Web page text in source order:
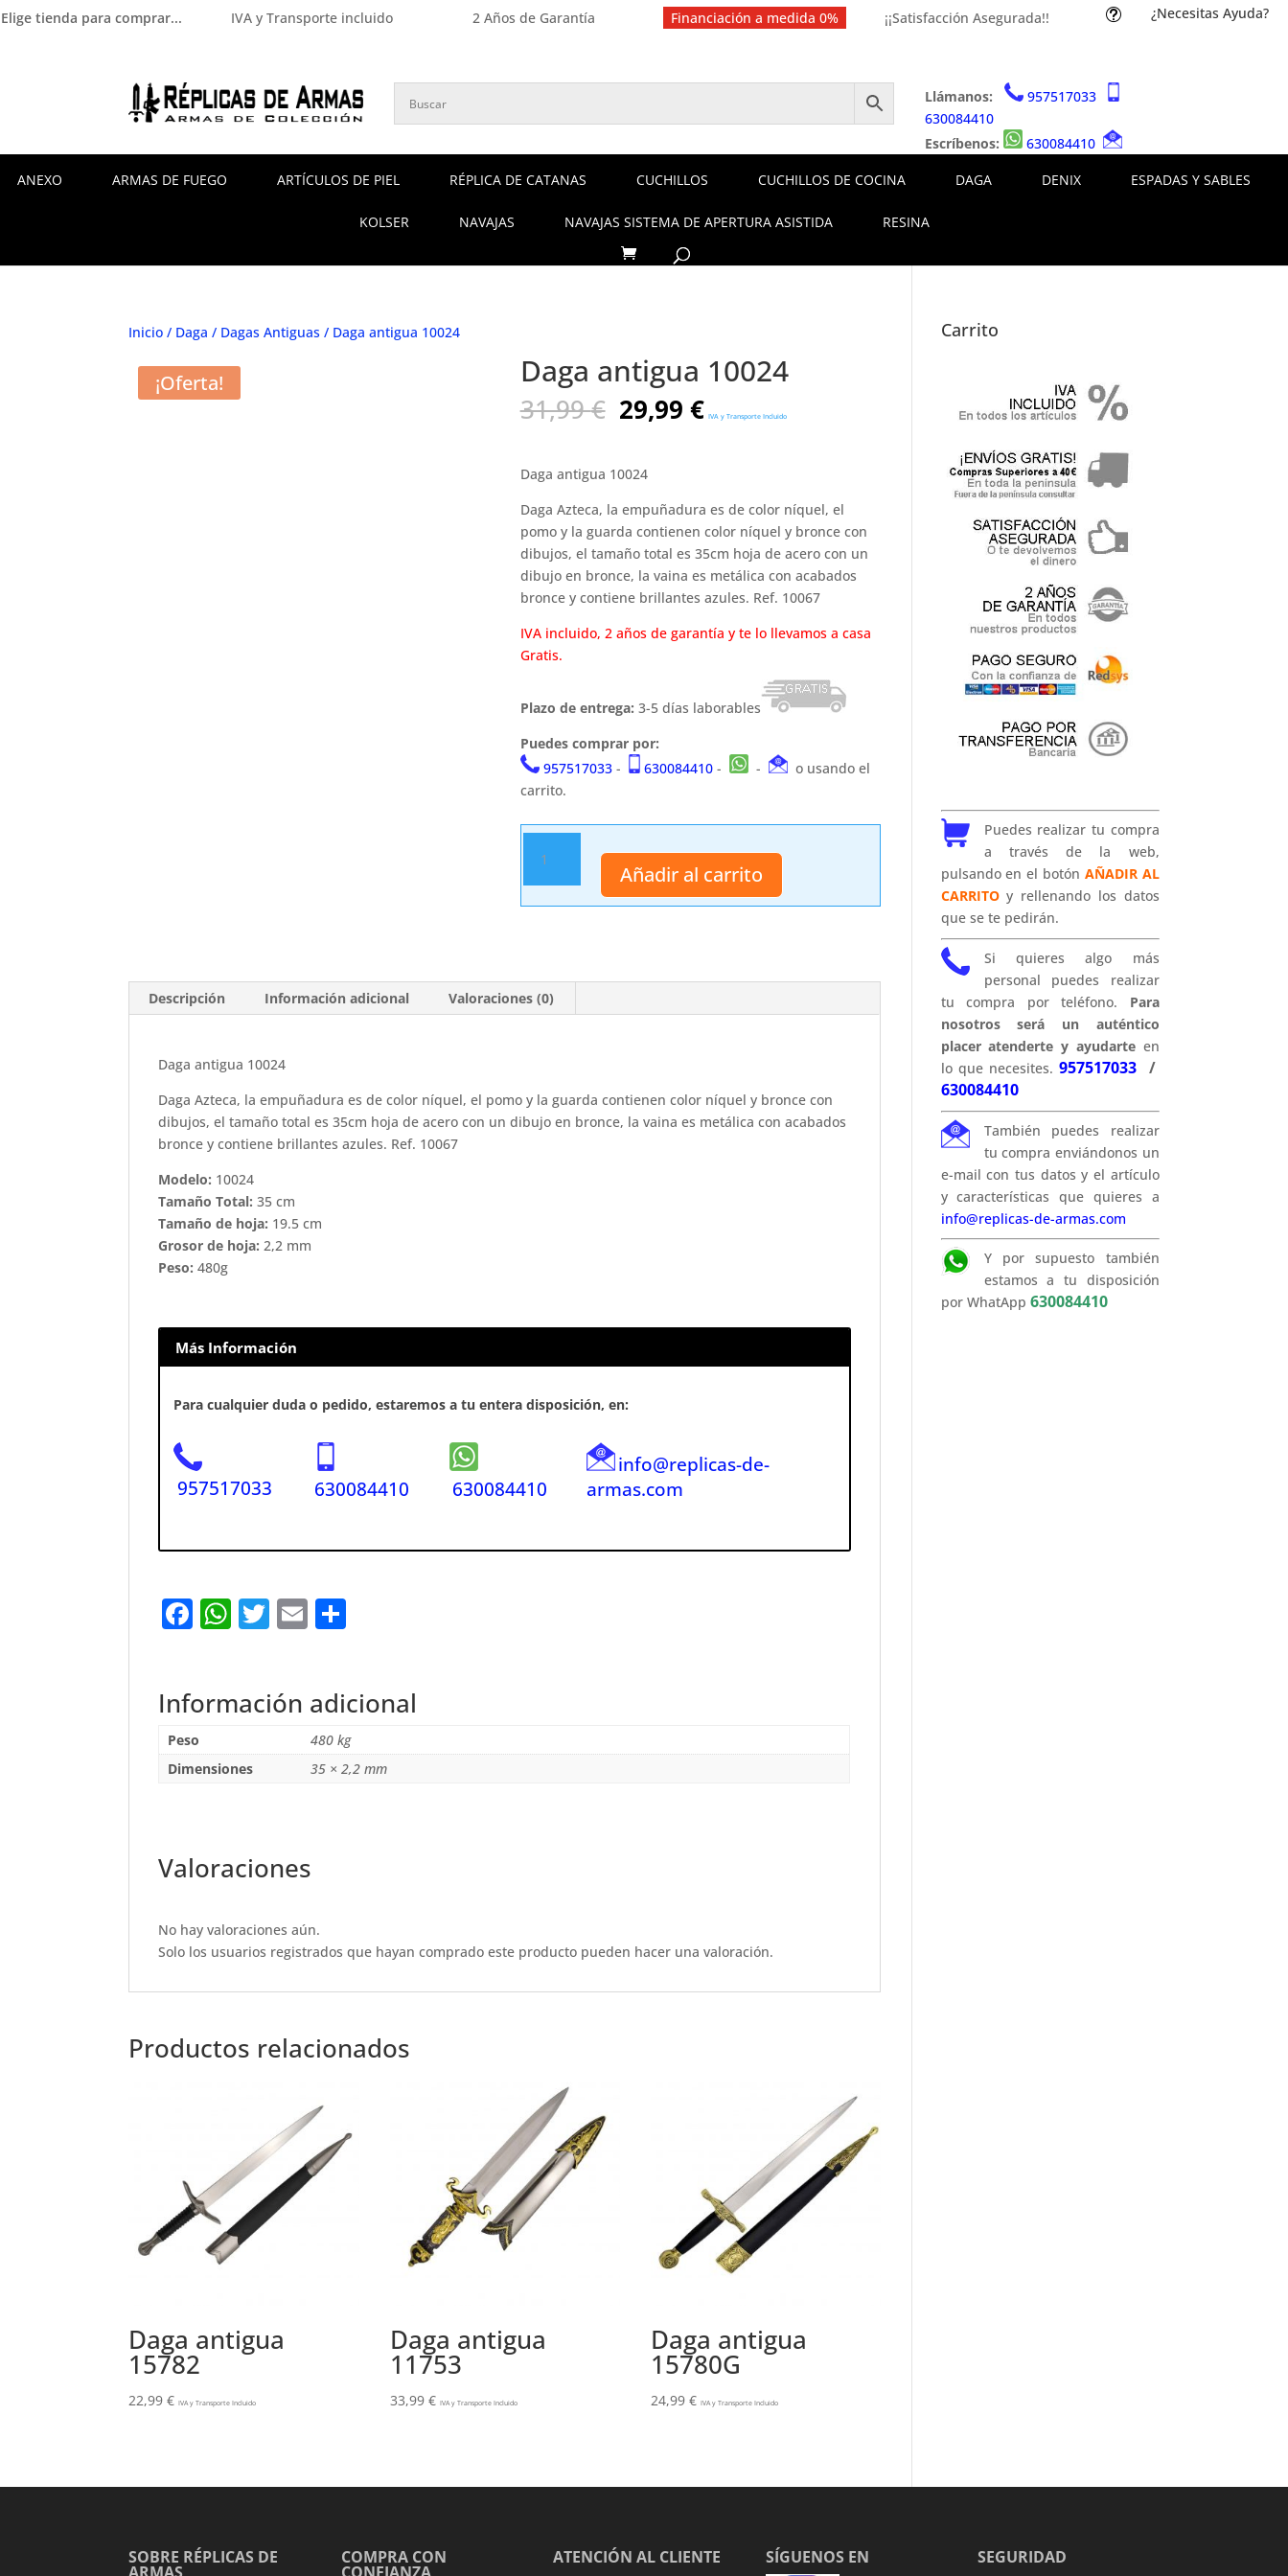
Elige tienda para comprar... IVA y Transporte incluido 2 Años de Garantía Financiación a medida 0% ¡¡Satisfacción Asegurada!! t ¿Necesitas Ayuda?
Llámanos:
957517033
630084410
Escríbenos:
630084410
ANEXO ARMAS DE FUEGO ARTÍCULOS DE PIEL RÉPLICA DE CATANAS CUCHILLOS CUCHILLOS DE COCINA DAGA DENIX ESPADAS Y SABLES
KOLSER NAVAJAS NAVAJAS SISTEMA DE APERTURA ASISTIDA RESINA
Inicio / Daga / Dagas Antiguas / Daga antigua 10024
¡Oferta! Daga antigua 10024
31,99€ El
precio
era:
31,99 €.
29,99 €El
precio
29,99 €.
IVA y Transporte Incluido
Daga antigua 10024
Daga Azteca, la empuñadura es de color níquel, el
pomo y la guarda contienen color níquel y bronce con
dibujos, el tamaño total es 35cm hoja de acero con un
dibujo en bronce, la vaina es metálica con acabados
bronce y contiene brillantes azules. Ref. 10067
IVA incluido, 2 años de garantía y te lo llevamos a casa
Gratis.
Plazo de entrega: 3-5 días laborables
Puedes comprar por:
957517033- 630084410- -
o usando el
carrito.
antigua
10024
cantidad
Añadir al carrito
Descripción Información adicional Valoraciones (0)
Daga antigua 10024
Daga Azteca, la empuñadura es de color níquel, el pomo y la guarda contienen color níquel y bronce con
dibujos, el tamaño total es 35cm hoja de acero con un dibujo en bronce, la vaina es metálica con acabados
bronce y contiene brillantes azules. Ref. 10067
Modelo: 10024
Tamaño Total: 35 cm
Tamaño de hoja: 19.5 cm
Grosor de hoja:2,2 mm
Peso:480g
Más Información
Para cualquier duda o pedido, estaremos a tu entera disposición, en:
957517033 630084410 630084410
info@replicas-de-
armas.com
F
e
b
o
W
s
p
T
te
E
l e
Información adicional
Peso
480 kg
Dimensiones
35 × 2,2 mm
Valoraciones
No hay valoraciones aún.
Solo los usuarios registrados que hayan comprado este producto pueden hacer una valoración.
Productos relacionados
Daga antigua
15782
22,99€ IVA y Transporte Incluido
Daga antigua
11753
33,99 € IVA y Transporte Incluido
Daga antigua
15780G
24,99 € IVA y Transporte Incluido
Carrito
Puedes realizar tu compra
a través de la web,
pulsando en el botón AÑADIR AL
CARRITOy rellenando los datos
que se te pedirán.
Si quieres algo más
personal puedes realizar
tu compra por teléfono. Para
nosotros será un auténtico
placer atenderte y ayudarteen
lo que necesites.957517033 /
630084410
También puedes realizar
tu compra enviándonos un
e-mail con tus datos y el artículo
y características que quieres a
info@replicas-de-armas.com
Y por supuesto también
estamos a tu disposición
por WhatApp 630084410
SOBRE RÉPLICAS DE COMPRA CON ATENCIÓN AL CLIENTE SÍGUENOS EN SEGURIDAD